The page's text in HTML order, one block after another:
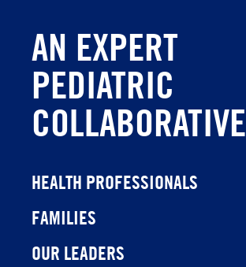
AN EXPERT
PEDIATRIC
COLLABORATIVE
HEALTH PROFESSIONALS
FAMILIES
OUR LEADERS